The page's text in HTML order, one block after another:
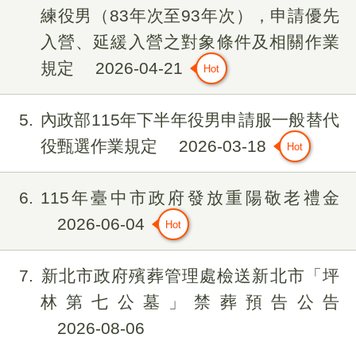
練役男（83年次至93年次），申請優先
入營、延緩入營之對象條件及相關作業
規定
2026-04-21
5
內政部115年下半年役男申請服一般替代
役甄選作業規定
2026-03-18
6
115年臺中市政府發放重陽敬老禮金
2026-06-04
7
新北市政府殯葬管理處檢送新北市「坪
林第七公墓」禁葬預告公告
2026-08-06